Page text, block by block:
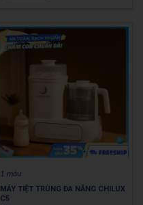
1 màu
MÁY TIỆT TRÙNG ĐA NĂNG CHILUX
C5